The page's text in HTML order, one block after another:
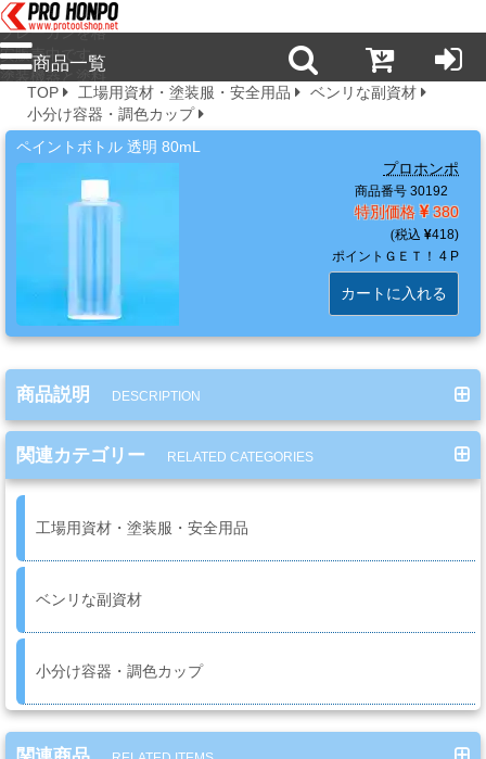
新
商
塗
料・
溶
剤・
ケ
カ
ル
品
ー
ル
プロ本舗ではス
プレーガンを格
安販売中です。
塗装機器と塗料
の販売は京都の
プロホンポで！
商品一覧
TOP 工場用資材・塗装服・安全用品
ベンリな副資材
小分け容器・調色カップ
ペイントボトル 透明 80mL
プロホンポ
商品番号 30192
特別価格 380
418
ポイントＧＥＴ！ 4 P
カートに入れる
商品説明 DESCRIPTION
関連カテゴリー RELATED CATEGORIES
工場用資材・塗装服・安全用品
ベンリな副資材
小分け容器・調色カップ